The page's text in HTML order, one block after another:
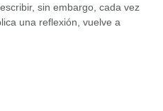
sin embargo, cada vez
una reflexión, vuelve a